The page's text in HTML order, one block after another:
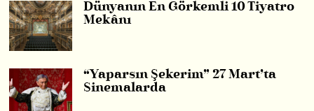
Dünyanın En Görkemli 10 Tiyatro
Mekânı
“Yaparsın Şekerim” 27 Mart’ta
Sinemalarda